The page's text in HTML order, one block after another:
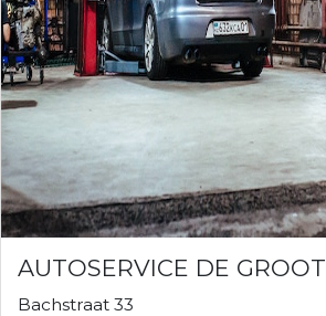
AUTOSERVICE DE GROOT
Bachstraat 33